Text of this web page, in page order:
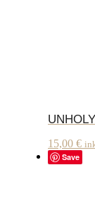
15,00 €
Save